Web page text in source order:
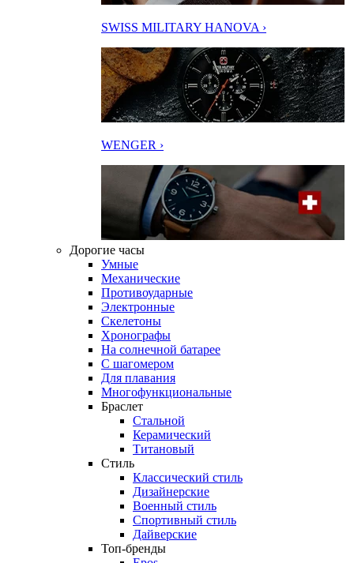
SWISS MILITARY HANOVA ›
WENGER ›
Дорогие часы
Умные
Механические
Противоударные
Электронные
Скелетоны
Хронографы
На солнечной батарее
С шагомером
Для плавания
Многофункциональные
Браслет
Стальной
Керамический
Титановый
Стиль
Классический стиль
Дизайнерские
Военный стиль
Спортивный стиль
Дайверские
Топ-бренды